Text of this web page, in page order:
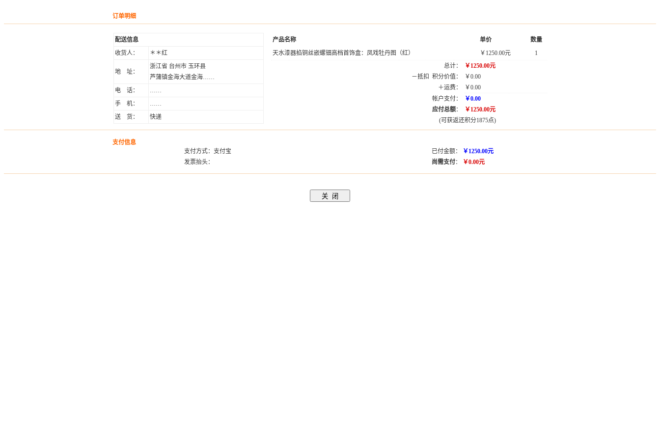
订单明细
配送信息
收货人：
＊＊红
地 址：
浙江省 台州市 玉环县
芦蒲镇金海大道金海……
电 话：
……
手 机：
……
送 货：
快递
产品名称 单价
数量
天水漆器掐铜丝嵌螺钿高档首饰盒：凤戏牡丹图（红）
￥1250.00元
1
总计：
￥1250.00元
－抵扣 积分价值：
￥0.00
＋运费：
￥0.00
帐户支付：
￥0.00
应付总额：
￥1250.00元
(可获返还积分1875点)
支付信息
支付方式：支付宝
发票抬头：
已付金额：
￥1250.00元
尚需支付： ￥0.00元